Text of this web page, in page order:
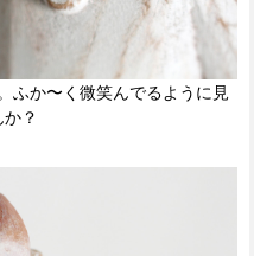
ふか〜く微笑んでるように見
？